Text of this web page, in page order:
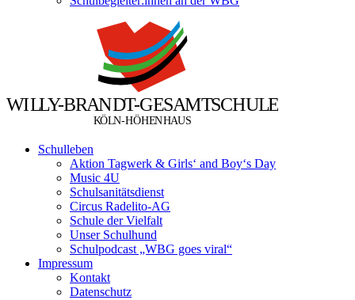
WILLY-BRANDT-GESAMTSCHULE
KÖLN-HÖHENHAUS
Schulleben
Aktion Tagwerk & Girls‘ and Boy‘s Day
Music 4U
Schulsanitätsdienst
Circus Radelito-AG
Schule der Vielfalt
Unser Schulhund
Schulpodcast „WBG goes viral“
Impressum
Kontakt
Datenschutz